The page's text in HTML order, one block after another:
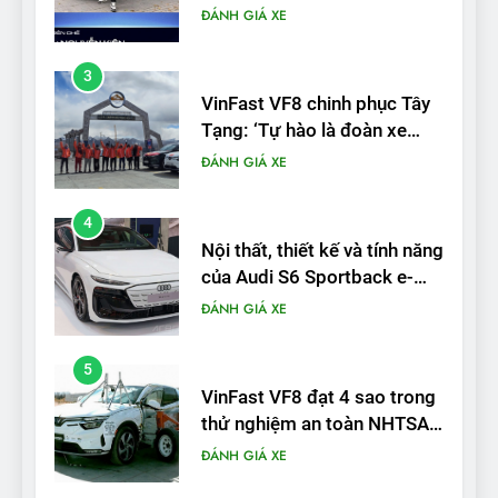
điện Việt Nam đầu tiên lăn
ĐÁNH GIÁ XE
4
Nội thất, thiết kế và tính năng
của Audi S6 Sportback e-
tron
ĐÁNH GIÁ XE
5
VinFast VF8 đạt 4 sao trong
thử nghiệm an toàn NHTSA
tại Mỹ
ĐÁNH GIÁ XE
6
Hệ thống treo đa điểm –
trang bị “đáng từng xu” trên
VinFast VF 6
ĐÁNH GIÁ XE